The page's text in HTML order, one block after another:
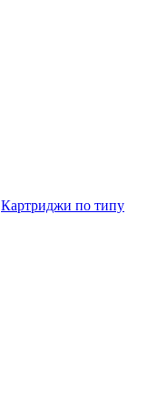
Картриджи по типу